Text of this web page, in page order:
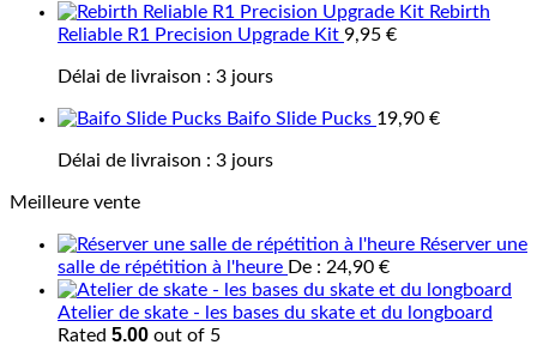
Rebirth
Reliable R1 Precision Upgrade Kit 9,95 €
Délai de livraison : 3 jours
Baifo Slide Pucks 19,90 €
Délai de livraison : 3 jours
Meilleure vente
Réserver une
salle de répétition à l'heure De : 24,90 €
Atelier de skate - les bases du skate et du longboard
Rated 5.00 out of 5